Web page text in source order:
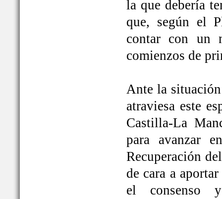
la que debería
que, según el
contar con un
comienzos de
Ante la
atraviesa este
Castilla-La
para avanzar
Recuperación
de cara a
el consenso